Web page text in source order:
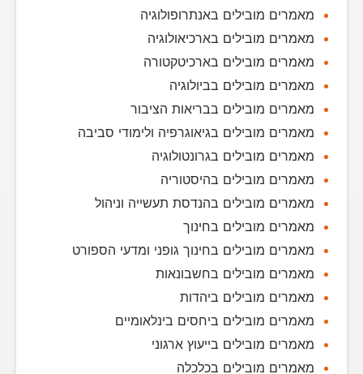
מאמרים מובילים באנתרופולוגיה
מאמרים מובילים בארכיאולוגיה
מאמרים מובילים בארכיטקטורה
מאמרים מובילים בביולוגיה
מאמרים מובילים בבריאות הציבור
מאמרים מובילים בגיאוגרפיה ולימודי סביבה
מאמרים מובילים בגרונטולוגיה
מאמרים מובילים בהיסטוריה
מאמרים מובילים בהנדסת תעשייה וניהול
מאמרים מובילים בחינוך
מאמרים מובילים בחינוך גופני ומדעי הספורט
מאמרים מובילים בחשבונאות
מאמרים מובילים ביהדות
מאמרים מובילים ביחסים בינלאומיים
מאמרים מובילים בייעוץ ארגוני
מאמרים מובילים בכלכלה